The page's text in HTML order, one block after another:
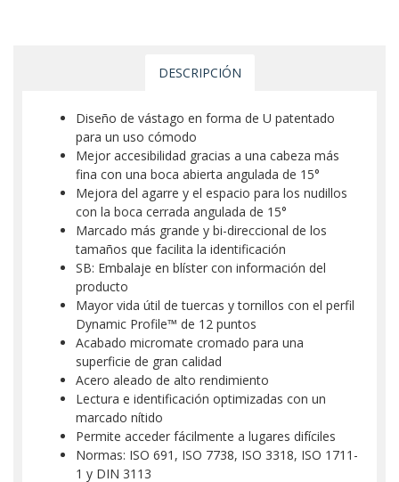
DESCRIPCIÓN
Diseño de vástago en forma de U patentado
para un uso cómodo
Mejor accesibilidad gracias a una cabeza más
fina con una boca abierta angulada de 15°
Mejora del agarre y el espacio para los nudillos
con la boca cerrada angulada de 15°
Marcado más grande y bi-direccional de los
tamaños que facilita la identificación
SB: Embalaje en blíster con información del
producto
Mayor vida útil de tuercas y tornillos con el perfil
Dynamic Profile™ de 12 puntos
Acabado micromate cromado para una
superficie de gran calidad
Acero aleado de alto rendimiento
Lectura e identificación optimizadas con un
marcado nítido
Permite acceder fácilmente a lugares difíciles
Normas: ISO 691, ISO 7738, ISO 3318, ISO 1711-
1 y DIN 3113